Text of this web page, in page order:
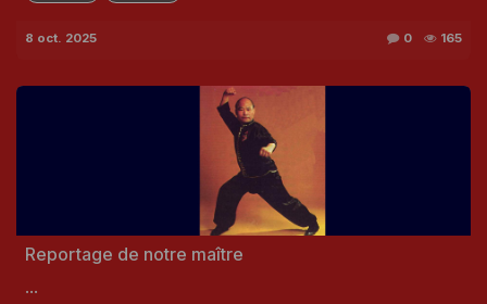
8 oct. 2025 0 165
Reportage de notre maître
...